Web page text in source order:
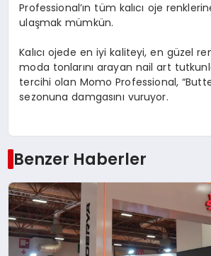
Professional’ın tüm kalıcı oje
ulaşmak mümkün.
Kalıcı ojede en iyi kaliteyi, en güzel
moda tonlarını arayan nail art
tercihi olan Momo Professional,
sezonuna damgasını vuruyor.
Benzer Haberler